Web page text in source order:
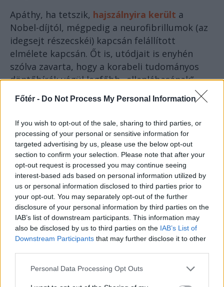
Főtér - Do Not Process My Personal Information
If you wish to opt-out of the sale, sharing to third parties, or
processing of your personal or sensitive information for
targeted advertising by us, please use the below opt-out
section to confirm your selection. Please note that after your
opt-out request is processed you may continue seeing
interest-based ads based on personal information utilized by
us or personal information disclosed to third parties prior to
your opt-out. You may separately opt-out of the further
disclosure of your personal information by third parties on the
IAB’s list of downstream participants. This information may
also be disclosed by us to third parties on the IAB’s List of
Downstream Participants that may further disclose it to other
Personal Data Processing Opt Outs
Apáthy, ha tetszik, hajszálnyira került a
Nobel-díjtól, mégpedig a neurofibrillumok (az
idegsejt részecskéi) kapcsán felállított
elmélete kapcsán. Őt is, utódjait is enyhén
szólva zavarta, hogy a korabeli tudományos
döntőbírák végül legfőbb „ellenlábasának”,
Santiago Ramón y Cajal spanyol tudornak
ítélték oda a díjat (Camillo Golgival megosztva)
1906-ban, az idegrendszer szövettanának
feltárása okán.